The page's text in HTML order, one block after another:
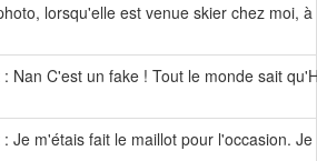
lorsqu'elle est venue skier chez moi,
: Nan C'est un fake ! Tout le monde sait
: Je m'étais fait le maillot pour l'occasion.